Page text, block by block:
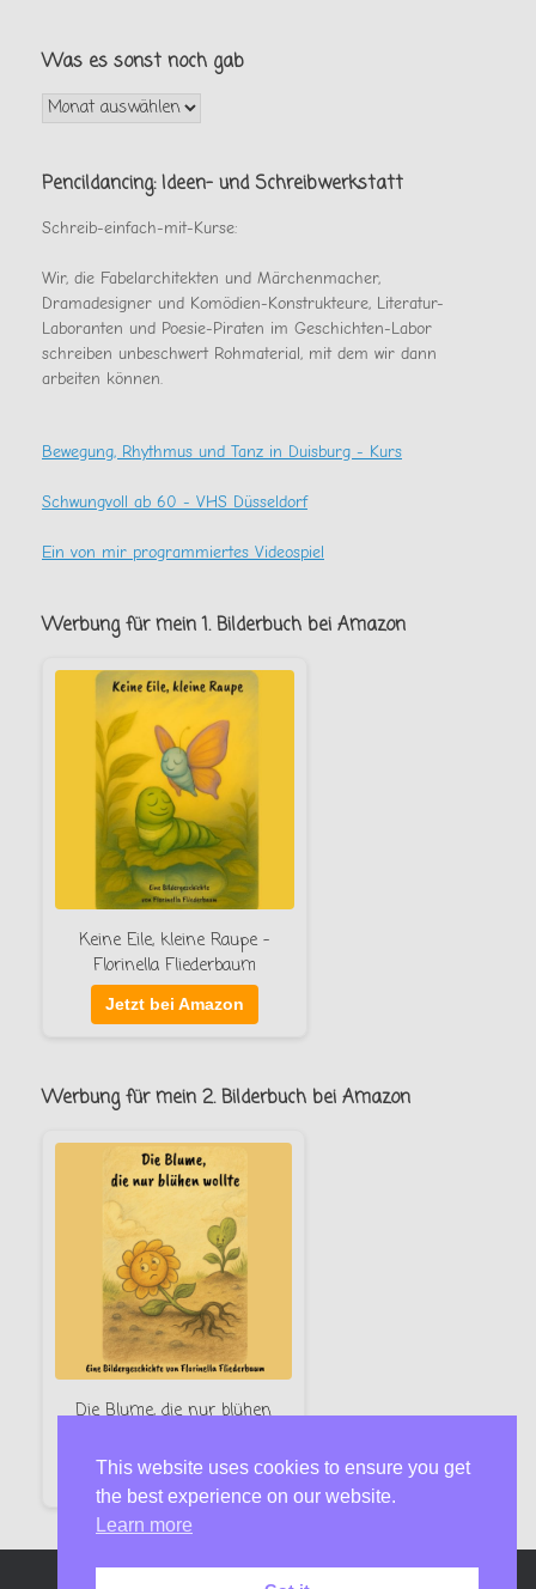
Was es sonst noch gab
Was
es
noch
Pencildancing: Ideen- und Schreibwerkstatt
Schreib-einfach-mit-Kurse:
Wir, die Fabelarchitekten und Märchenmacher,
Dramadesigner und Komödien-Konstrukteure, Literatur-
Laboranten und Poesie-Piraten im Geschichten-Labor
schreiben unbeschwert Rohmaterial, mit dem wir dann
arbeiten können.
Bewegung, Rhythmus und Tanz in Duisburg - Kurs
Schwungvoll ab 60 - VHS Düsseldorf
Ein von mir programmiertes Videospiel
Werbung für mein 1. Bilderbuch bei Amazon
Keine Eile, kleine Raupe –
Florinella Fliederbaum
Jetzt bei Amazon
Werbung für mein 2. Bilderbuch bei Amazon
Die Blume, die nur blühen
Jetzt bei Amazon
This website uses cookies to ensure you get
the best experience on our website.
Learn more